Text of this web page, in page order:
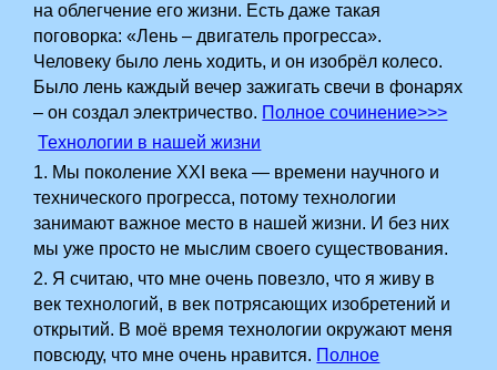
на облегчение его жизни. Есть даже такая
поговорка: «Лень – двигатель прогресса».
Человеку было лень ходить, и он изобрёл колесо.
Было лень каждый вечер зажигать свечи в фонарях
– он создал электричество. Полное сочинение>>>
Технологии в нашей жизни
1. Мы поколение XXI века — времени научного и
технического прогресса, потому технологии
занимают важное место в нашей жизни. И без них
мы уже просто не мыслим своего существования.
2. Я считаю, что мне очень повезло, что я живу в
век технологий, в век потрясающих изобретений и
открытий. В моё время технологии окружают меня
повсюду, что мне очень нравится. Полное